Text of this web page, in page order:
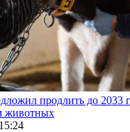
продлить до 2033
животных